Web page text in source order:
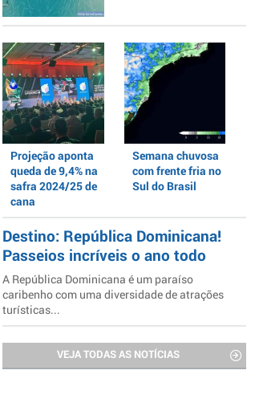
Projeção aponta
queda de 9,4% na
safra 2024/25 de
cana
Semana chuvosa
com frente fria no
Sul do Brasil
Destino: República Dominicana!
Passeios incríveis o ano todo
A República Dominicana é um paraíso
caribenho com uma diversidade de atrações
turísticas...
VEJA TODAS AS NOTÍCIAS